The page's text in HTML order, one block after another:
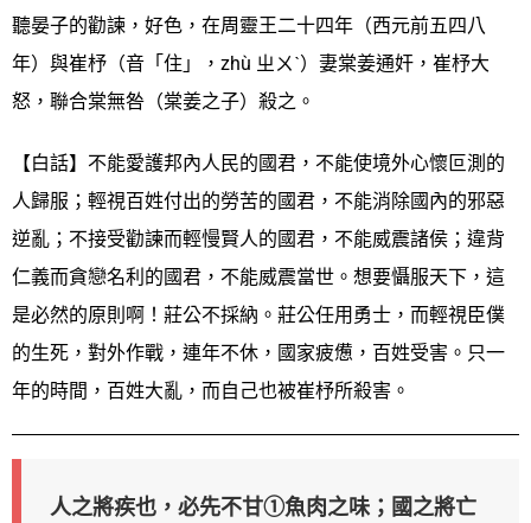
聽晏子的勸諫，好色，在周靈王二十四年（西元前五四八
年）與崔杼（音「住」，zhù ㄓㄨˋ）妻棠姜通奸，崔杼大
怒，聯合棠無咎（棠姜之子）殺之。
【白話】不能愛護邦內人民的國君，不能使境外心懷叵測的
人歸服；輕視百姓付出的勞苦的國君，不能消除國內的邪惡
逆亂；不接受勸諫而輕慢賢人的國君，不能威震諸侯；違背
仁義而貪戀名利的國君，不能威震當世。想要懾服天下，這
是必然的原則啊！莊公不採納。莊公任用勇士，而輕視臣僕
的生死，對外作戰，連年不休，國家疲憊，百姓受害。只一
年的時間，百姓大亂，而自己也被崔杼所殺害。
人之將疾也，必先不甘①魚肉之味；國之將亡